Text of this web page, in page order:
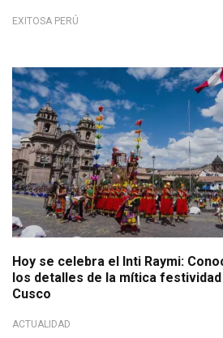
EXITOSA PERÚ
En la 'Ciudad Imperial'
Hoy se celebra el Inti Raymi:
los detalles de la mítica
Cusco
ACTUALIDAD